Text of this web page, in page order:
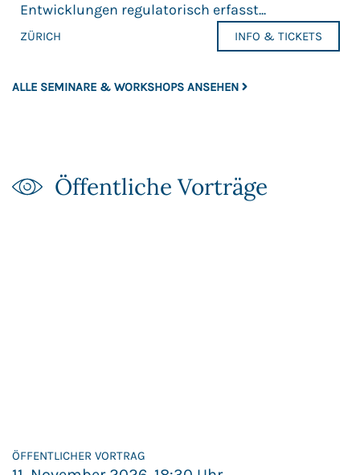
ALLE SEMINARE & WORKSHOPS ANSEHEN
Entwicklungen regulatorisch erfasst...
ZÜRICH INFO & TICKETS
Öffentliche Vorträge​
ÖFFENTLICHER VORTRAG